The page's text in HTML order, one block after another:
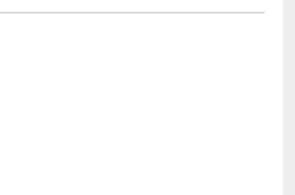
class="more-link">Read